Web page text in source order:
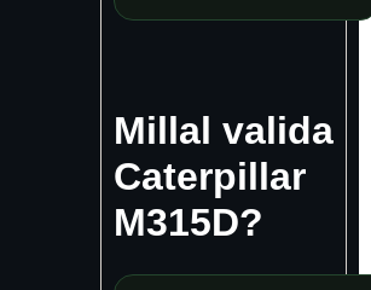
Millal valida
Caterpillar
M315D?